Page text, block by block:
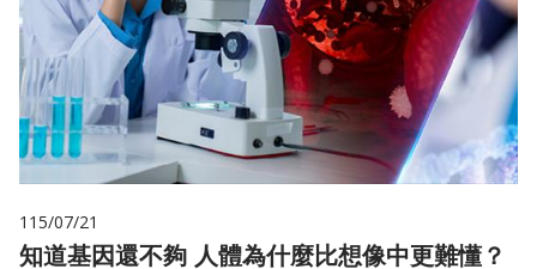
115/07/21
知道基因還不夠 人體為什麼比想像中更難懂？